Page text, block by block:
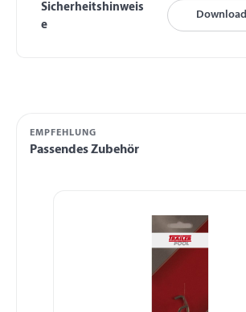
Sicherheitshinweis
e
Download
EMPFEHLUNG
Passendes Zubehör